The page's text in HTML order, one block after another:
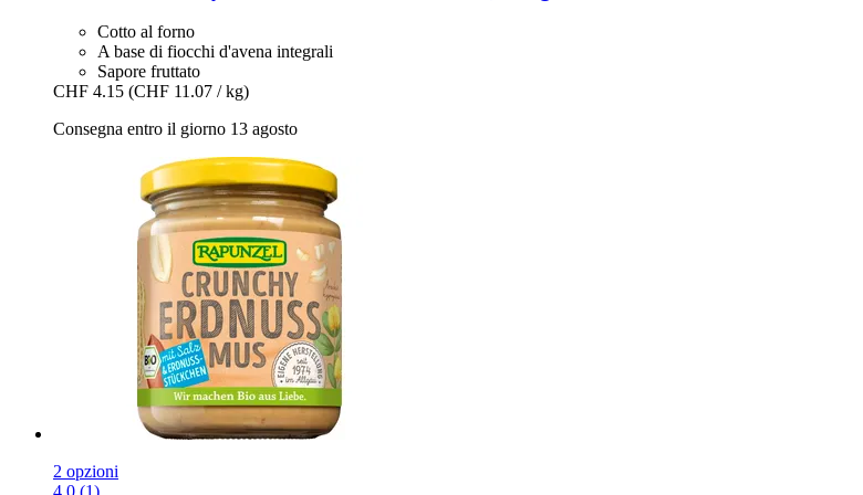
Cotto al forno
A base di fiocchi d'avena integrali
Sapore fruttato
CHF 4.15 (CHF 11.07 / kg)
Consegna entro il giorno 13 agosto
2 opzioni